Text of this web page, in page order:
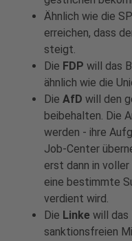
Ähnlich wie die
erreichen, dass
steigt.
Die FDP will das
ähnlich wie die
Die AfD will den
beibehalten. Die
werden - ihre
Job-Center
erst dann in
eine bestimmte
verdient wird.
Die Linke will das
sanktionsfreien